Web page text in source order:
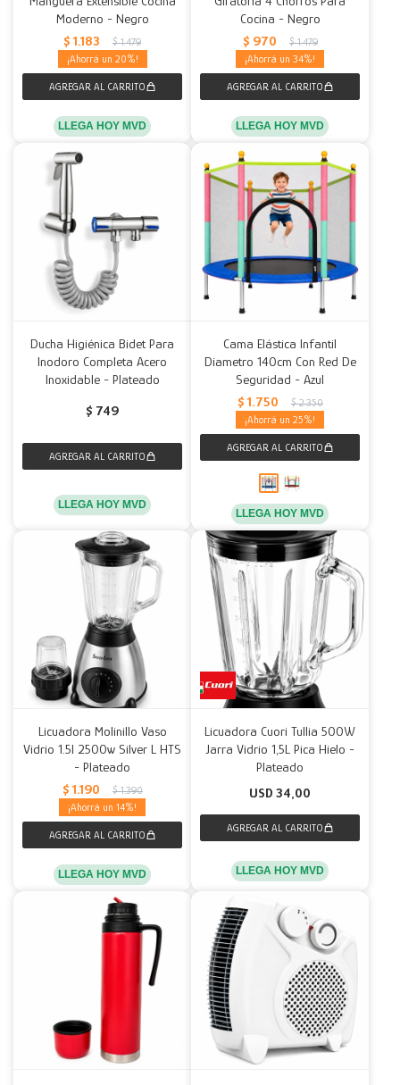
Moderno - Negro
$ 1.183 $ 1.479
20
LLEGA HOY MVD
Cocina - Negro
$ 970 $ 1.479
34
LLEGA HOY MVD
Ducha Higiénica Bidet Para
Inodoro Completa Acero
Inoxidable - Plateado
$ 749
LLEGA HOY MVD
Cama Elástica Infantil
Diametro 140cm Con Red De
Seguridad - Azul
$ 1.750 $ 2.350
25
LLEGA HOY MVD
Licuadora Molinillo Vaso
Vidrio 1.5l 2500w Silver L HTS
- Plateado
$ 1.190 $ 1.390
14
LLEGA HOY MVD
Licuadora Cuori Tullia 500W
Jarra Vidrio 1,5L Pica Hielo -
Plateado
USD 34,00
LLEGA HOY MVD
Mesas
Calefactores
Acolchados y Frazadas
Fundas
Decoración
Accesorios para el hogar
Herramientas
Accesorios
Muebles Infantiles